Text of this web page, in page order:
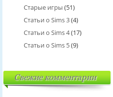
Старые игры (51)
Статьи о Sims 3(4)
Статьи о Sims 4(17)
Статьи о Sims 5(9)
Свежие комментарии